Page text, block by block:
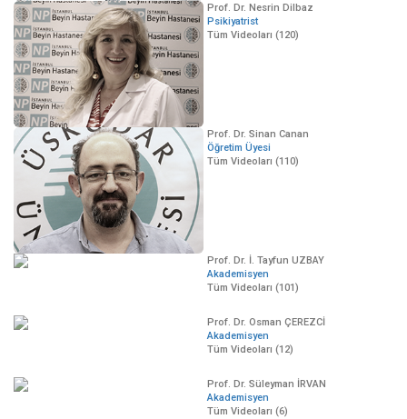
Prof. Dr. Nesrin Dilbaz
Psikiyatrist
Tüm Videoları (120)
Prof. Dr. Sinan Canan
Öğretim Üyesi
Tüm Videoları (110)
Prof. Dr. İ. Tayfun UZBAY
Akademisyen
Tüm Videoları (101)
Prof. Dr. Osman ÇEREZCİ
Akademisyen
Tüm Videoları (12)
Prof. Dr. Süleyman İRVAN
Akademisyen
Tüm Videoları (6)